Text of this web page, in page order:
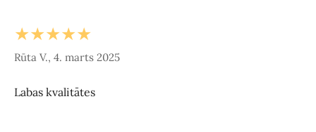
★★★★★
Rūta V., 4. marts 2025
Labas kvalitātes